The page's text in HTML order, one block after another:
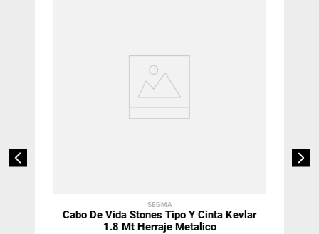
SEGMA
Cabo De Vida Stones Tipo Y Cinta Kevlar
1.8 Mt Herraje Metalico